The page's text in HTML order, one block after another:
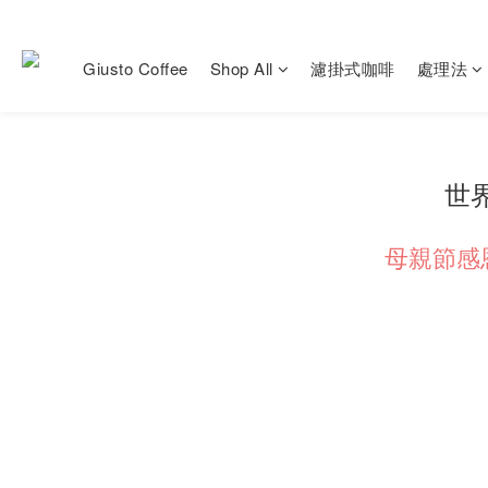
Giusto Coffee Shop All 濾掛式咖啡 處理法
世
母親節